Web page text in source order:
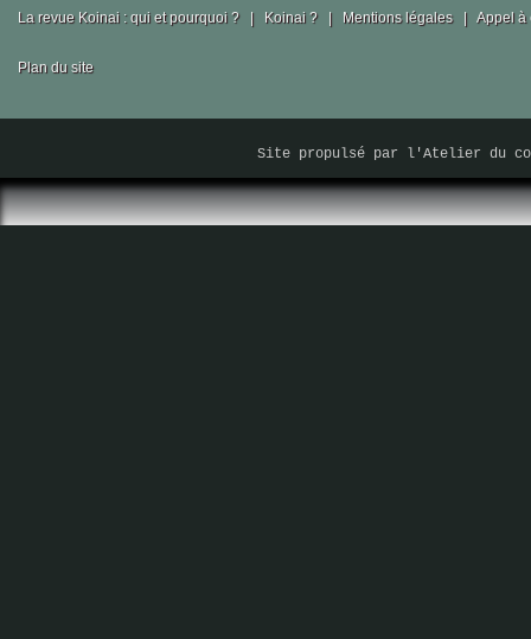
La revue Koinai : qui et pourquoi ? | Koinai ? | Mentions légales | Appel à
Plan du site
Site propulsé par l'Atelier du